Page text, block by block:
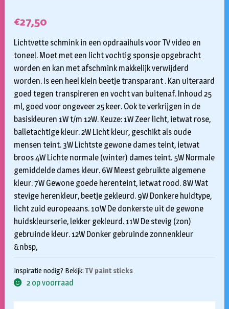
€27,50
Lichtvette schmink in een opdraaihuls voor TV video en
toneel. Moet met een licht vochtig sponsje opgebracht
worden en kan met afschmink makkelijk verwijderd
worden. Is een heel klein beetje transparant . Kan uiteraard
goed tegen transpireren en vocht van buitenaf. Inhoud 25
ml, goed voor ongeveer 25 keer. Ook te verkrijgen in de
basiskleuren 1W t/m 12W. Keuze: 1W Zeer licht, ietwat rose,
balletachtige kleur. 2W Licht kleur, geschikt als oude
mensen teint. 3W Lichtste gewone dames teint, ietwat
broos 4W Lichte normale (winter) dames teint. 5W Normale
gemiddelde dames kleur. 6W Meest gebruikte algemene
kleur. 7W Gewone goede herenteint, ietwat rood. 8W Wat
stevige herenkleur, beetje gekleurd. 9W Donkere huidtype,
licht zuid europeaans. 10W De donkerste uit de gewone
huidskleurserie, lekker gekleurd. 11W De stevig (zon)
gebruinde kleur. 12W Donker gebruinde zonnenkleur
&nbsp,
Inspiratie nodig? Bekijk:TV paint sticks
2 op voorraad